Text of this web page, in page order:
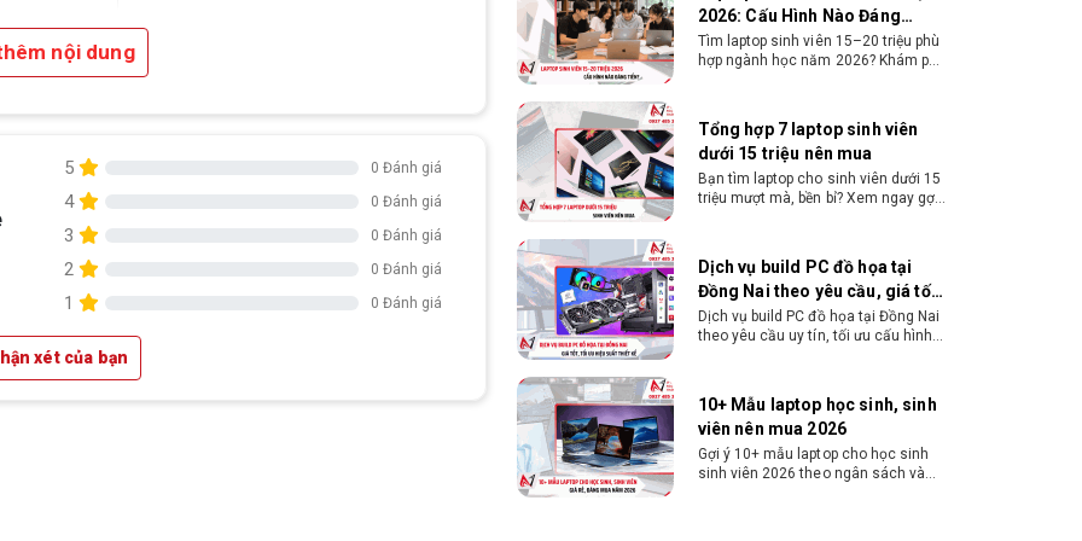
nội dung
5 0 Đánh giá
4 0 Đánh giá
3 0 Đánh giá
2 0 Đánh giá
1 0 Đánh giá
xét của bạn
2026: Cấu Hình Nào Đáng
Tiền?
Tìm laptop sinh viên 15–20 triệu phù
hợp ngành học năm 2026? Khám phá
Tổng hợp 7 laptop sinh viên
dưới 15 triệu nên mua
Bạn tìm laptop cho sinh viên dưới 15
triệu mượt mà, bền bỉ? Xem ngay gợi
Dịch vụ build PC đồ họa tại
Đồng Nai theo yêu cầu, giá tốt,
uy tín
Dịch vụ build PC đồ họa tại Đồng Nai
theo yêu cầu uy tín, tối ưu cấu hình
tiết ngay.
10+ Mẫu laptop học sinh, sinh
viên nên mua 2026
Gợi ý 10+ mẫu laptop cho học sinh
sinh viên 2026 theo ngân sách và